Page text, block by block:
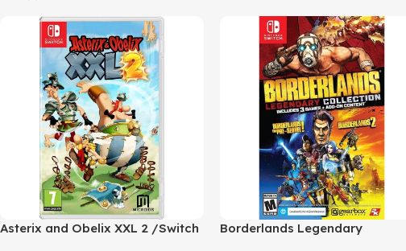
Asterix and Obelix XXL 2 /Switch
Borderlands Legendary